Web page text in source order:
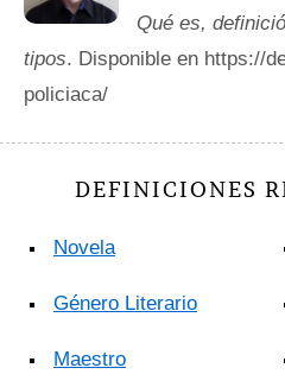
Qué es,
tipos. Disponible en https://
policiaca/
DEFINICIONES
Novela
Género Literario
Maestro